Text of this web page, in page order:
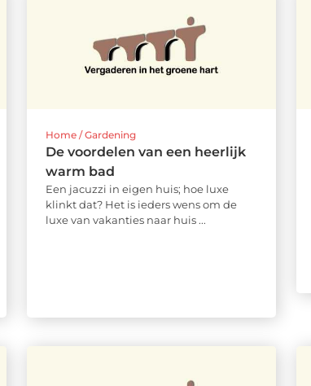
Home / Gardening
De voordelen van een heerlijk
warm bad
Een jacuzzi in eigen huis; hoe luxe
klinkt dat? Het is ieders wens om de
luxe van vakanties naar huis ...